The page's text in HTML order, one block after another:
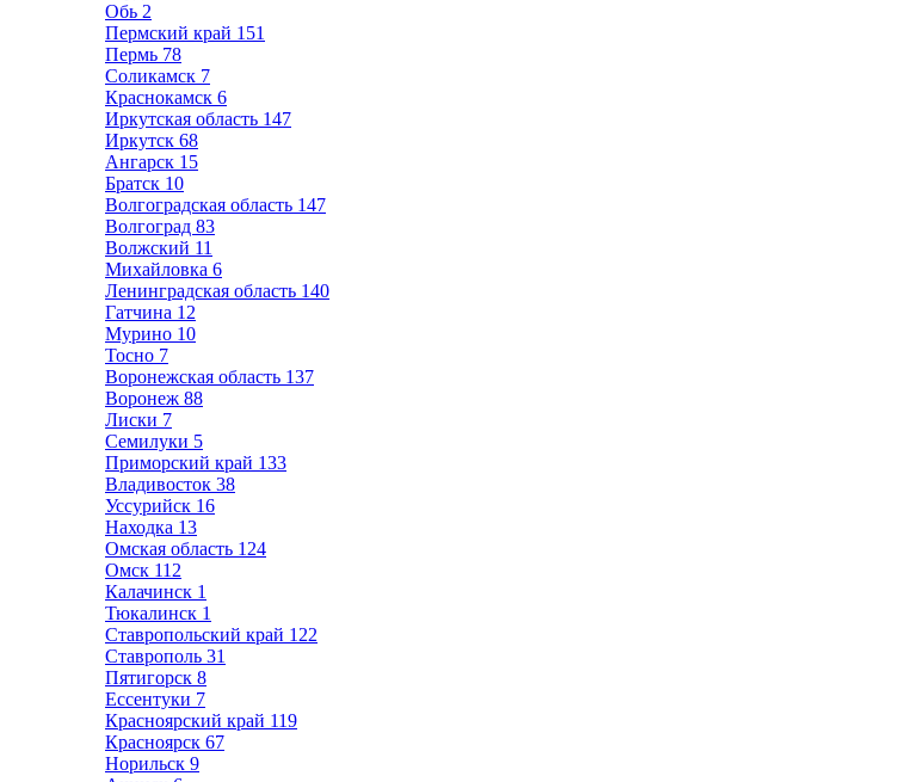
Обь 2
Пермский край 151
Пермь 78
Соликамск 7
Краснокамск 6
Иркутская область 147
Иркутск 68
Ангарск 15
Братск 10
Волгоградская область 147
Волгоград 83
Волжский 11
Михайловка 6
Ленинградская область 140
Гатчина 12
Мурино 10
Тосно 7
Воронежская область 137
Воронеж 88
Лиски 7
Семилуки 5
Приморский край 133
Владивосток 38
Уссурийск 16
Находка 13
Омская область 124
Омск 112
Калачинск 1
Тюкалинск 1
Ставропольский край 122
Ставрополь 31
Пятигорск 8
Ессентуки 7
Красноярский край 119
Красноярск 67
Норильск 9